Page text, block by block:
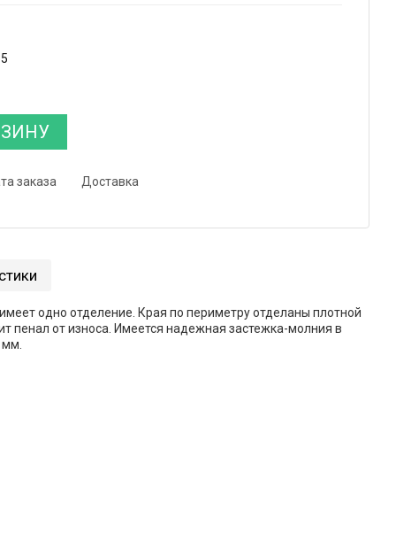
заказа Доставка
одно отделение. Края по периметру отделаны плотной
пенал от износа. Имеется надежная застежка-молния в